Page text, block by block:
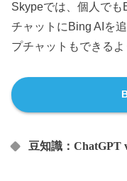
Skypeでは、個人で
チャットにBing AIを
プチャットもできるよ
豆知識：ChatGPT